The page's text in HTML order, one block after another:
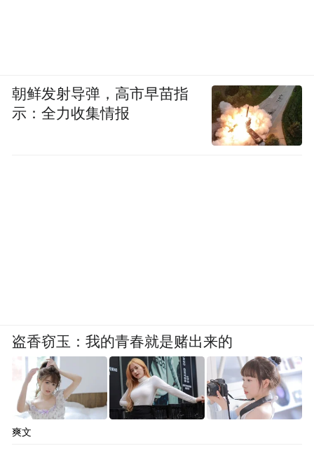
朝鲜发射导弹，高市早苗指
示：全力收集情报
盗香窃玉：我的青春就是赌出来的
爽文